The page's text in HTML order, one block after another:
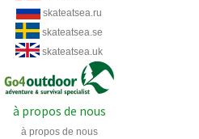
skateatsea.ru
skateatsea.se
skateatsea.uk
à propos de nous
à propos de nous